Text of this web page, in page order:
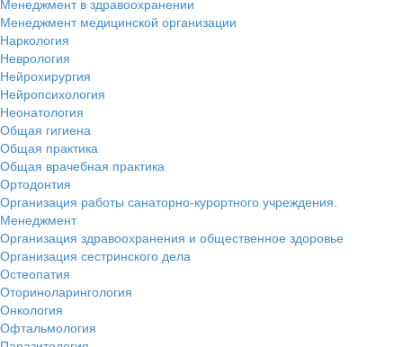
Менеджмент в здравоохранении
Менеджмент медицинской организации
Наркология
Неврология
Нейрохирургия
Нейропсихология
Неонатология
Общая гигиена
Общая практика
Общая врачебная практика
Ортодонтия
Организация работы санаторно-курортного учреждения.
Менеджмент
Организация здравоохранения и общественное здоровье
Организация сестринского дела
Остеопатия
Оториноларингология
Онкология
Офтальмология